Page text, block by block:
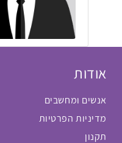
אודות
אנשים ומחשבים
מדיניות הפרטיות
תקנון